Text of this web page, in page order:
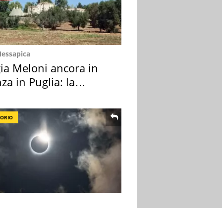
Meloni ancora in
in Puglia: la